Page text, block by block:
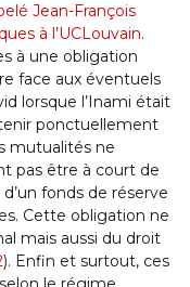
Jean-François
à l’UCLouvain.
à une obligation
face aux éventuels
lorsque l’Inami était
ponctuellement
mutualités ne
pas être à court de
fonds de réserve
Cette obligation ne
mais aussi du droit
). Enfin et surtout, ces